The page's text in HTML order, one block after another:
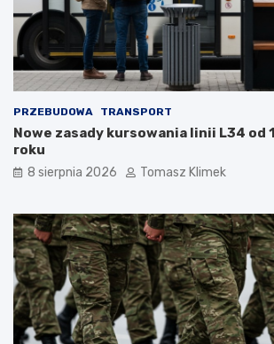
PRZEBUDOWA TRANSPORT
Nowe zasady kursowania linii L34 od
roku
8 sierpnia 2026 Tomasz Klimek